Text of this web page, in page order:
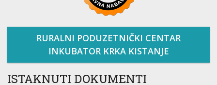
RURALNI PODUZETNIČKI CENTAR
INKUBATOR KRKA KISTANJE
ISTAKNUTI DOKUMENTI